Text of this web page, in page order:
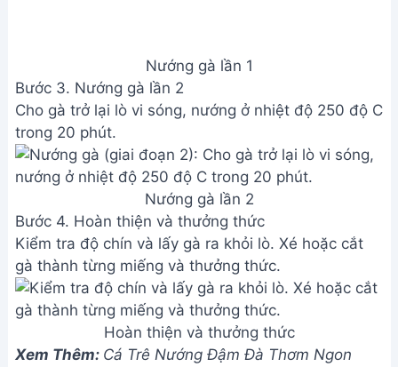
Nướng gà lần 1
Bước 3. Nướng gà lần 2
Cho gà trở lại lò vi sóng, nướng ở nhiệt độ 250 độ C
trong 20 phút.
Nướng gà lần 2
Bước 4. Hoàn thiện và thưởng thức
Kiểm tra độ chín và lấy gà ra khỏi lò. Xé hoặc cắt
gà thành từng miếng và thưởng thức.
Hoàn thiện và thưởng thức
Xem Thêm: Cá Trê Nướng Đậm Đà Thơm Ngon